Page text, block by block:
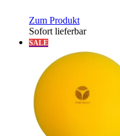
Zum Produkt
Sofort lieferbar
SALE